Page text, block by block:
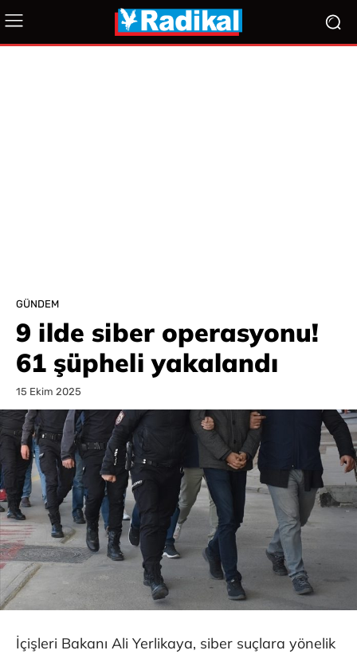
GÜNDEM
9 ilde siber operasyonu!
61 şüpheli yakalandı
15 Ekim 2025
İçişleri Bakanı Ali Yerlikaya, siber suçlara yönelik